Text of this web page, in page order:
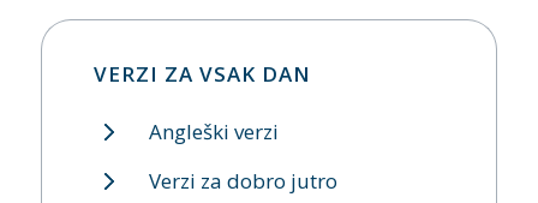
VERZI ZA VSAK DAN
Angleški verzi
Verzi za dobro jutro